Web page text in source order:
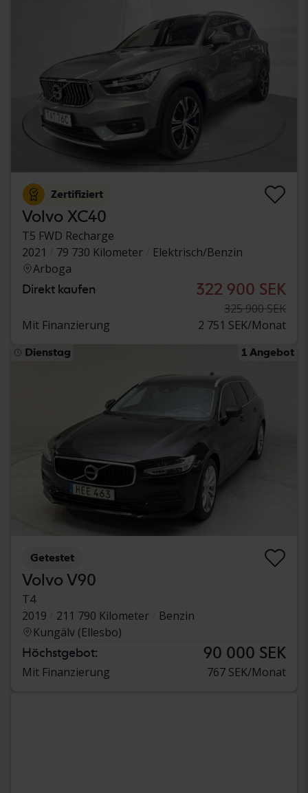
Zertifiziert
Volvo XC40
T5 FWD Recharge
2021
79 730 Kilometer
Elektrisch/Benzin
Arboga
Direkt kaufen 322 900 SEK
325 900 SEK
Mit Finanzierung
2 751 SEK/Monat
Dienstag 1 Angebot
Getestet
Volvo V90
T4
2019
211 790 Kilometer
Benzin
Kungälv (Ellesbo)
Höchstgebot: 90 000 SEK
Mit Finanzierung 767 SEK/Monat